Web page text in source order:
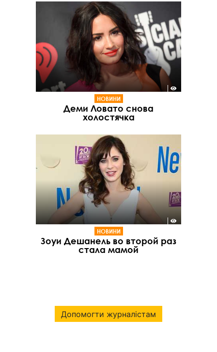
НОВИНИ
Деми Ловато снова
холостячка
НОВИНИ
Зоуи Дешанель во второй раз
стала мамой
Допомогти журналістам